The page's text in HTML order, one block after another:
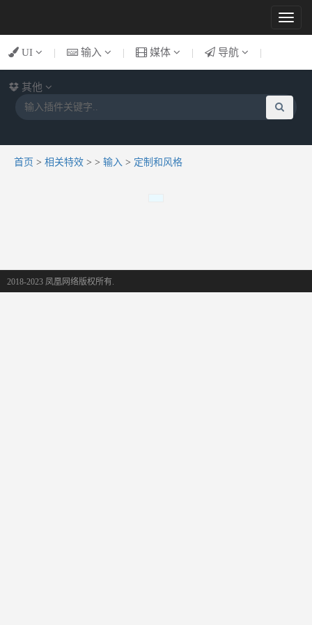
Toggle
UI | 输入 | 媒体 | 导航 |
其他
首页 > 相关特效 > > 输入 > 定制和风格
2018-2023 凤凰网络版权所有.